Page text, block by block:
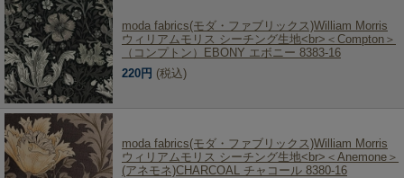
moda fabrics(モダ・ファブリックス)William Morris
ウィリアムモリス シーチング生地<br>＜Compton＞
（コンプトン）EBONY エボニー 8383-16
220円 (税込)
moda fabrics(モダ・ファブリックス)William Morris
ウィリアムモリス シーチング生地<br>＜Anemone＞
(アネモネ)CHARCOAL チャコール 8380-16